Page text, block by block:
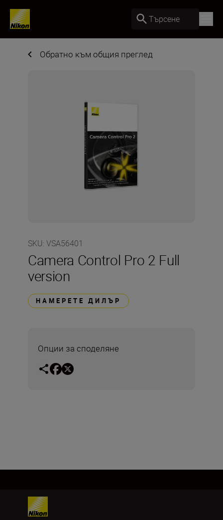
Търсене
Обратно към общия преглед
SKU: VSA56401
Camera Control Pro 2 Full
version
НАМЕРЕТЕ ДИЛЪР
Опции за споделяне